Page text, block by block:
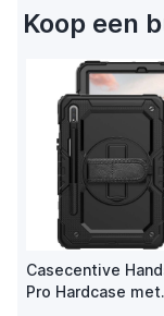
Koop een
Casecentive
Pro Hardcase met